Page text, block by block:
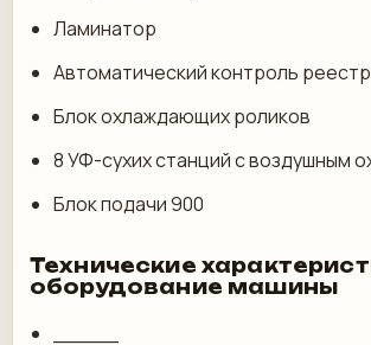
Ламинатор
Автоматический контроль
Блок охлаждающих роликов
8 УФ-сухих станций с воздушным
Блок подачи 900
Технические
оборудование машины